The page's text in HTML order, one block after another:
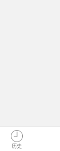
历史